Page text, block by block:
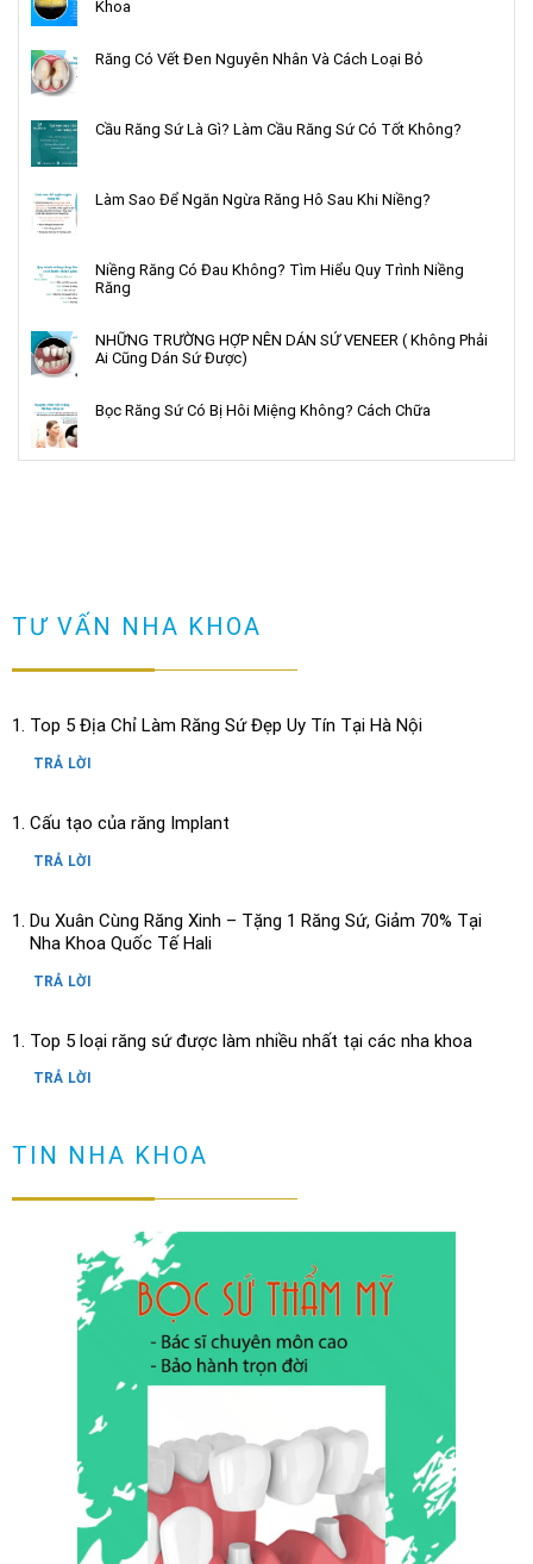
Khoa
Răng Có Vết Đen Nguyên Nhân Và Cách Loại Bỏ
Cầu Răng Sứ Là Gì? Làm Cầu Răng Sứ Có Tốt Không?
Làm Sao Để Ngăn Ngừa Răng Hô Sau Khi Niềng?
Niềng Răng Có Đau Không? Tìm Hiểu Quy Trình Niềng
Răng
NHỮNG TRƯỜNG HỢP NÊN DÁN SỨ VENEER ( Không Phải
Ai Cũng Dán Sứ Được)
Bọc Răng Sứ Có Bị Hôi Miệng Không? Cách Chữa
TƯ VẤN NHA KHOA
Top 5 Địa Chỉ Làm Răng Sứ Đẹp Uy Tín Tại Hà Nội
TRẢ LỜI
Cấu tạo của răng Implant
TRẢ LỜI
Du Xuân Cùng Răng Xinh – Tặng 1 Răng Sứ, Giảm 70% Tại
Nha Khoa Quốc Tế Hali
TRẢ LỜI
Top 5 loại răng sứ được làm nhiều nhất tại các nha khoa
TRẢ LỜI
Cầu răng sứ là gì? Làm cầu răng sứ có tốt không?
TRẢ LỜI
Làm sao để ngăn ngừa răng hô sau khi niềng?
Niềng răng có đau không? Tìm hiểu quy trình niềng răng
TRẢ LỜI
NHỮNG TRƯỜNG HỢP NÊN DÁN SỨ VENEER ( không phải ai
cũng dán sứ được)
TIN NHA KHOA